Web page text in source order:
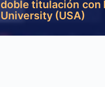
doble titulación con
University (USA)